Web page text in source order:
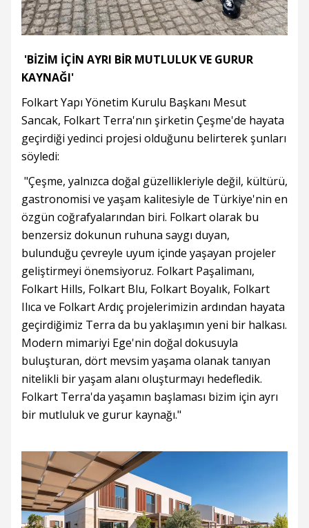
'BİZİM İÇİN AYRI BİR MUTLULUK VE GURUR
KAYNAĞI'
Folkart Yapı Yönetim Kurulu Başkanı Mesut
Sancak, Folkart Terra'nın şirketin Çeşme'de hayata
geçirdiği yedinci projesi olduğunu belirterek şunları
söyledi:
"Çeşme, yalnızca doğal güzellikleriyle değil, kültürü,
gastronomisi ve yaşam kalitesiyle de Türkiye'nin en
özgün coğrafyalarından biri. Folkart olarak bu
benzersiz dokunun ruhuna saygı duyan,
bulunduğu çevreyle uyum içinde yaşayan projeler
geliştirmeyi önemsiyoruz. Folkart Paşalimanı,
Folkart Hills, Folkart Blu, Folkart Boyalık, Folkart
Ilıca ve Folkart Ardıç projelerimizin ardından hayata
geçirdiğimiz Terra da bu yaklaşımın yeni bir halkası.
Modern mimariyi Ege'nin doğal dokusuyla
buluşturan, dört mevsim yaşama olanak tanıyan
nitelikli bir yaşam alanı oluşturmayı hedefledik.
Folkart Terra'da yaşamın başlaması bizim için ayrı
bir mutluluk ve gurur kaynağı."